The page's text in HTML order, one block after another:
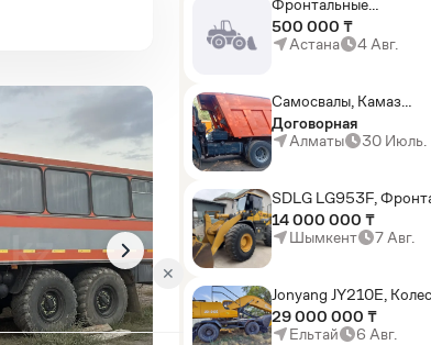
Фронтальные
погрузчики,Мини-
погрузчики,Горные
500 000 ₸
Астана
4 Авг.
Самосвалы, Камаз
АГП-29РТ (шасси
KАМАЗ-43114 6x6)
Договорная
Алматы
30 Июль.
SDLG LG953F,
погрузчики
14 000 000 ₸
Шымкент
7 Авг.
Jonyang JY210E,
экскаваторы
29 000 000 ₸
Ельтай
6 Авг.
✕